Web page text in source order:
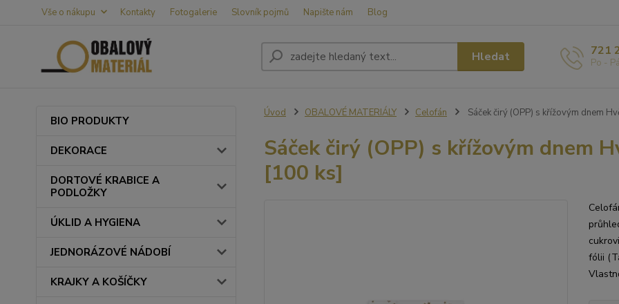
Vše o nákupu Kontakty Fotogalerie Slovník pojmů Napište nám Blog
Hledat 721
Po -
BIO PRODUKTY
DEKORACE
DORTOVÉ KRABICE A
PODLOŽKY
ÚKLID A HYGIENA
JEDNORÁZOVÉ NÁDOBÍ
KRAJKY A KOŠÍČKY
Úvod OBALOVÉ MATERIÁLY Celofán Sáček čirý (OPP) s křížovým dnem
Sáček čirý (OPP) s křížovým dnem
[100 ks]
fólii